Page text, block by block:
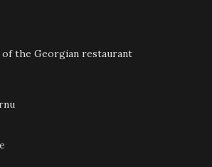
the Georgian restaurant